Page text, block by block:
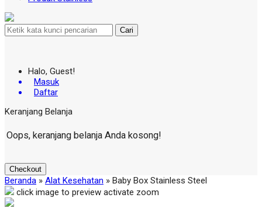
Cari
Halo, Guest!
Masuk
Daftar
Keranjang Belanja
Oops, keranjang belanja Anda kosong!
Checkout
Beranda » Alat Kesehatan » Baby Box Stainless Steel
click image to preview activate zoom